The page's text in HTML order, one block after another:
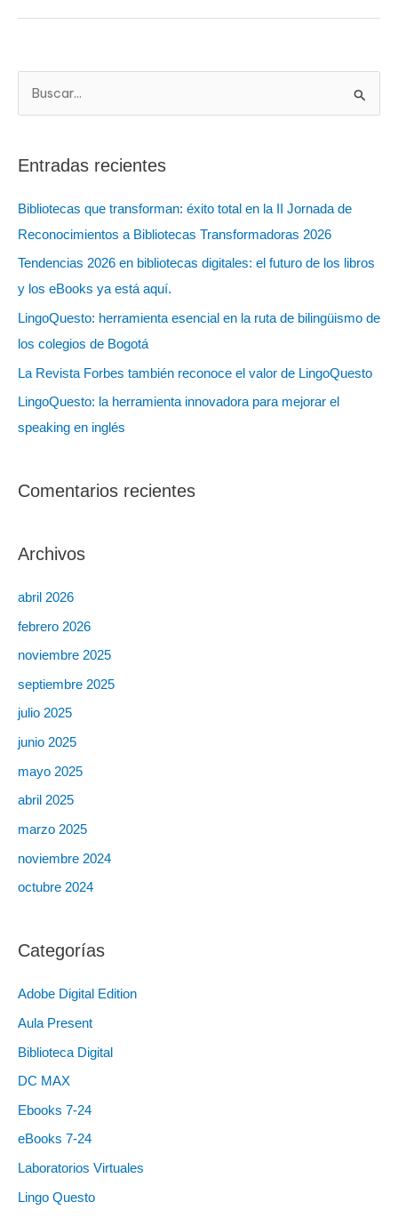
c
a
r
Entradas recientes
Bibliotecas que transforman: éxito total en la II Jornada de
Reconocimientos a Bibliotecas Transformadoras 2026
Tendencias 2026 en bibliotecas digitales: el futuro de los libros
y los eBooks ya está aquí.
LingoQuesto: herramienta esencial en la ruta de bilingüismo de
los colegios de Bogotá
La Revista Forbes también reconoce el valor de LingoQuesto
LingoQuesto: la herramienta innovadora para mejorar el
speaking en inglés
Comentarios recientes
Archivos
abril 2026
febrero 2026
noviembre 2025
septiembre 2025
julio 2025
junio 2025
mayo 2025
abril 2025
marzo 2025
noviembre 2024
octubre 2024
Categorías
Adobe Digital Edition
Aula Present
Biblioteca Digital
DC MAX
Ebooks 7-24
eBooks 7-24
Laboratorios Virtuales
Lingo Questo